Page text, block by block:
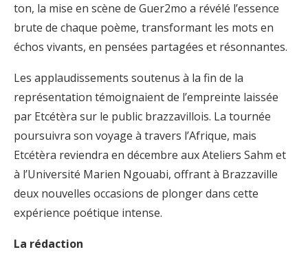
ton, la mise en scène de Guer2mo a révélé l’essence
brute de chaque poème, transformant les mots en
échos vivants, en pensées partagées et résonnantes.
Les applaudissements soutenus à la fin de la
représentation témoignaient de l’empreinte laissée
par Etcétèra sur le public brazzavillois. La tournée
poursuivra son voyage à travers l’Afrique, mais
Etcétèra reviendra en décembre aux Ateliers Sahm et
à l’Université Marien Ngouabi, offrant à Brazzaville
deux nouvelles occasions de plonger dans cette
expérience poétique intense.
La rédaction